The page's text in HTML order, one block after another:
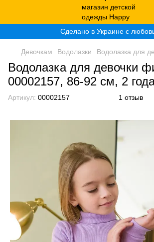
Сделано в Украине с
Девочкам Водолазки Водолазка для
Водолазка для девочки
00002157, 86-92 см, 2
Артикул: 00002157 1 отзыв